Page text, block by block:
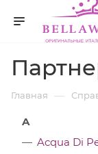
Главная —
A
Acqua Di